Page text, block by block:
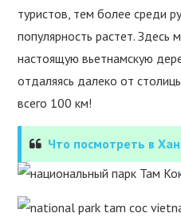
туристов, тем более среди
популярность растет. Здесь
настоящую вьетнамскую
отдаляясь далеко от
всего 100 км!
Что посмотреть в